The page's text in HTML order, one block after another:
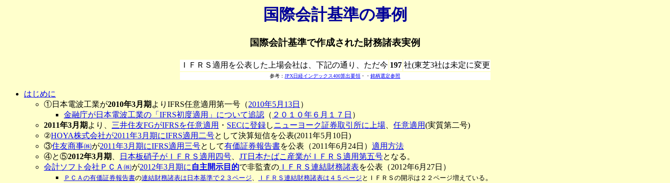
国際会計基準の事例
国際会計基準で作成された財務諸表実例
ＩＦＲＳ適用を公表した上場会社は、下記の通り、ただ今 197 社(東芝3社は未定に変更
参考： JPX日経インデックス400算出要領 ・・ 銘柄選定参照
はじめに
①日本電波工業が2010年3月期 よりIFRS任意適用第一号（2010年5月13日 ）
金融庁が日本電波工業の「IFRS初度適用」について追認 （ ２０１０年６月１７日 ）
2011年3月期 より、 三井住友FGがIFRSを任意適用 ・ SECに登録しニューヨーク証券取引所に上場 任意適用(実質第二号)
②HOYA株式会社が2011年3月期にIFRS適用二号として決算短信を公表(2011年5月10日)
③住友商事㈱が2011年3月期にIFRS適用三号として有価証券報告書を公表（2011年6月24日） 適用方法
④と⑤2012年3月期 日本板硝子がＩＦＲＳ適用四号 JT日本たばこ産業がＩＦＲＳ適用第五号となる。
会計ソフト会社ＰＣＡ㈱が2012年3月期に 自主開示目的で非監査の ＩＦＲＳ連結財務諸表を公表（2012年6月27日）
ＰＣＡの有価証券報告書の連結財務諸表は日本基準で２３ページ、 ＩＦＲＳ連結財務諸表は４５ページ とＩＦＲＳの開示は２２ページ増えている 。